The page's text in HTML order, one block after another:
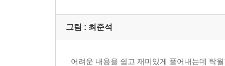
【 제6대 단종 】
- 단종이 고명대신에게 의지할 수밖에 없었던 이유
그림 : 최준석
어려운 내용을 쉽고 재미있게 풀어내는데 탁